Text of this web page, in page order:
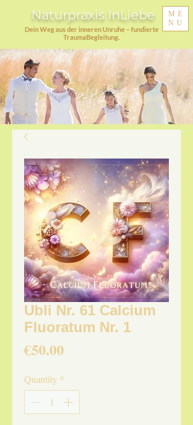
Naturpraxis InLiebe
Dein Weg aus der inneren Unruhe – fundierte
TraumaBegleitung.
ME
NU
Ubli Nr. 61 Calcium
Fluoratum Nr. 1
€50.00Price
Quantity *